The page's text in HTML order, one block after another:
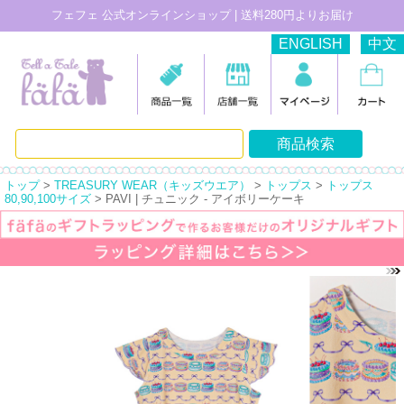
フェフェ 公式オンラインショップ | 送料280円よりお届け
ENGLISH 中文
トップ> TREASURY WEAR（キッズウエア） > トップス > トップス
80,90,100サイズ > PAVI | チュニック - アイボリーケーキ